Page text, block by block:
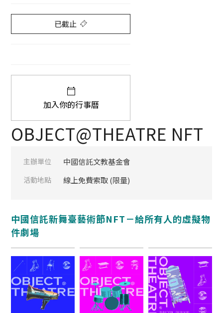
已截止
加入你的行事曆
OBJECT@THEATRE NFT
主辦單位 中國信託文教基金會
活動地點 線上免費索取 (限量)
中國信託新舞臺藝術節NFT－給所有人的虛擬物
件劇場